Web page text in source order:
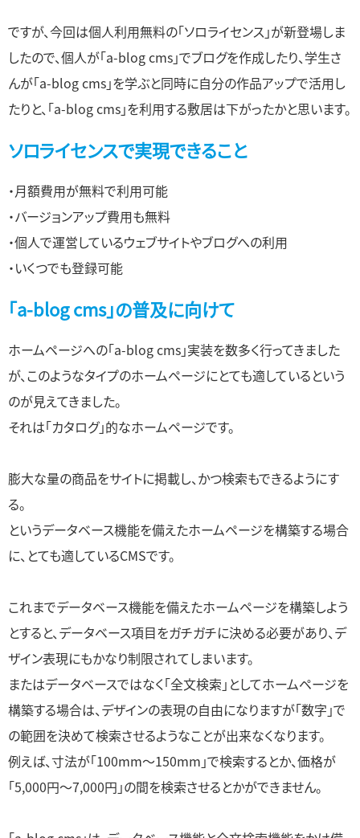
ですが、今回は個人利用無料の「ソロライセンス」が新登場しま
したので、個人が「a-blog cms」でブログを作成したり、学生さ
んが「a-blog cms」を学ぶと同時に自分の作品アップで活用し
たりと、「a-blog cms」を利用する敷居は下がったかと思います。
ソロライセンスで実現できること
・月額費用が無料で利用可能
・バージョンアップ費用も無料
・個人で運営しているウェブサイトやブログへの利用
・いくつでも登録可能
「a-blog cms」の普及に向けて
ホームページへの「a-blog cms」実装を数多く行ってきました
が、このようなタイプのホームページにとても適しているという
のが見えてきました。
それは「カタログ」的なホームページです。
膨大な量の商品をサイトに掲載し、かつ検索もできるようにす
る。
というデータベース機能を備えたホームページを構築する場合
に、とても適しているCMSです。
これまでデータベース機能を備えたホームページを構築しよう
とすると、データベース項目をガチガチに決める必要があり、デ
ザイン表現にもかなり制限されてしまいます。
またはデータベースではなく「全文検索」としてホームページを
構築する場合は、デザインの表現の自由になりますが「数字」で
の範囲を決めて検索させるようなことが出来なくなります。
例えば、寸法が「100mm〜150mm」で検索するとか、価格が
「5,000円〜7,000円」の間を検索させるとかができません。